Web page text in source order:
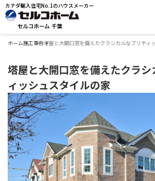
カナダ輸入住宅No.1のハウスメーカー
ホーム施工事例塔屋と大開口窓を備えたクラシカルなブリティ
塔屋と大開口窓を備えたクラ
ィッシュスタイルの家